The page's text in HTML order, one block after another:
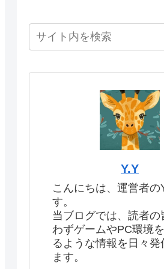
Y.Y
こんにちは、運営者の
す。
当ブログでは、読者の
わずゲームやPC環境
るような情報を日々発
ます。